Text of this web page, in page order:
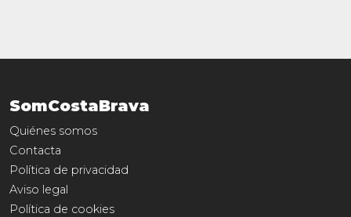
SomCostaBrava
Quiénes somos
Contacta
Política de privacidad
Aviso legal
Política de cookies